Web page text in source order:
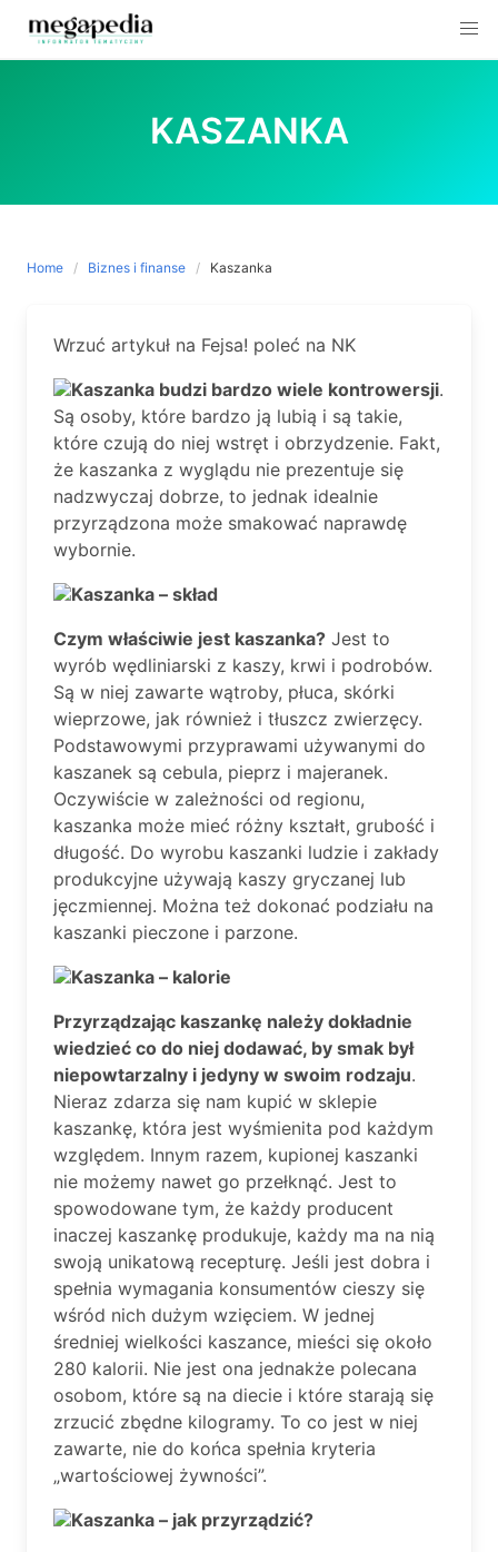
KASZANKA
Home Biznes i finanse Kaszanka
Wrzuć artykuł na Fejsa! poleć na NK
Kaszanka budzi bardzo wiele kontrowersji.
Są osoby, które bardzo ją lubią i są takie,
które czują do niej wstręt i obrzydzenie. Fakt,
że kaszanka z wyglądu nie prezentuje się
nadzwyczaj dobrze, to jednak idealnie
przyrządzona może smakować naprawdę
wybornie.
Kaszanka – skład
Czym właściwie jest kaszanka? Jest to
wyrób wędliniarski z kaszy, krwi i podrobów.
Są w niej zawarte wątroby, płuca, skórki
wieprzowe, jak również i tłuszcz zwierzęcy.
Podstawowymi przyprawami używanymi do
kaszanek są cebula, pieprz i majeranek.
Oczywiście w zależności od regionu,
kaszanka może mieć różny kształt, grubość i
długość. Do wyrobu kaszanki ludzie i zakłady
produkcyjne używają kaszy gryczanej lub
jęczmiennej. Można też dokonać podziału na
kaszanki pieczone i parzone.
Kaszanka – kalorie
Przyrządzając kaszankę należy dokładnie
wiedzieć co do niej dodawać, by smak był
niepowtarzalny i jedyny w swoim rodzaju.
Nieraz zdarza się nam kupić w sklepie
kaszankę, która jest wyśmienita pod każdym
względem. Innym razem, kupionej kaszanki
nie możemy nawet go przełknąć. Jest to
spowodowane tym, że każdy producent
inaczej kaszankę produkuje, każdy ma na nią
swoją unikatową recepturę. Jeśli jest dobra i
spełnia wymagania konsumentów cieszy się
wśród nich dużym wzięciem. W jednej
średniej wielkości kaszance, mieści się około
280 kalorii. Nie jest ona jednakże polecana
osobom, które są na diecie i które starają się
zrzucić zbędne kilogramy. To co jest w niej
zawarte, nie do końca spełnia kryteria
„wartościowej żywności”.
Kaszanka – jak przyrządzić?